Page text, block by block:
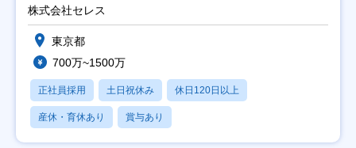
株式会社セレス
東京都
700万~1500万
正社員採用 土日祝休み 休日120日以上
産休・育休あり 賞与あり